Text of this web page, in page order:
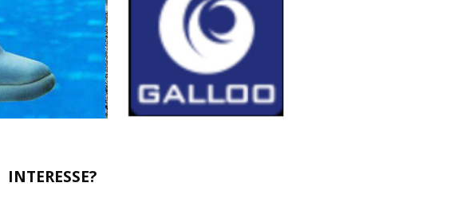
INTERESSE?